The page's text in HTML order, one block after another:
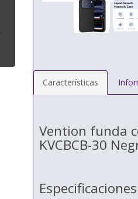
Características
Vention funda
KVCBCB-30
Especificaciones